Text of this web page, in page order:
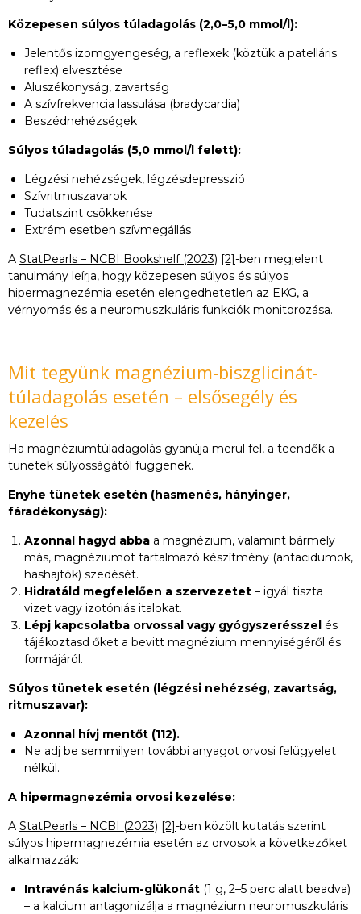
Közepesen súlyos túladagolás (2,0–5,0 mmol/l):
Jelentős izomgyengeség, a reflexek (köztük a patelláris
reflex) elvesztése
Aluszékonyság, zavartság
A szívfrekvencia lassulása (bradycardia)
Beszédnehézségek
Súlyos túladagolás (5,0 mmol/l felett):
Légzési nehézségek, légzésdepresszió
Szívritmuszavarok
Tudatszint csökkenése
Extrém esetben szívmegállás
A StatPearls – NCBI Bookshelf (2023) [2]-ben megjelent
tanulmány leírja, hogy közepesen súlyos és súlyos
hipermagnezémia esetén elengedhetetlen az EKG, a
vérnyomás és a neuromuszkuláris funkciók monitorozása.
Mit tegyünk magnézium-biszglicinát-
túladagolás esetén – elsősegély és
kezelés
Ha magnéziumtúladagolás gyanúja merül fel, a teendők a
tünetek súlyosságától függenek.
Enyhe tünetek esetén (hasmenés, hányinger,
fáradékonyság):
Azonnal hagyd abba a magnézium, valamint bármely
más, magnéziumot tartalmazó készítmény (antacidumok,
hashajtók) szedését.
Hidratáld megfelelően a szervezetet – igyál tiszta
vizet vagy izotóniás italokat.
Lépj kapcsolatba orvossal vagy gyógyszerésszel és
tájékoztasd őket a bevitt magnézium mennyiségéről és
formájáról.
Súlyos tünetek esetén (légzési nehézség, zavartság,
ritmuszavar):
Azonnal hívj mentőt (112).
Ne adj be semmilyen további anyagot orvosi felügyelet
nélkül.
A hipermagnezémia orvosi kezelése:
A StatPearls – NCBI (2023) [2]-ben közölt kutatás szerint
súlyos hipermagnezémia esetén az orvosok a következőket
alkalmazzák:
Intravénás kalcium-glükonát (1 g, 2–5 perc alatt beadva)
– a kalcium antagonizálja a magnézium neuromuszkuláris